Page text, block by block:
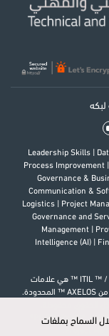
Leadership Skills
Process Improvement
Governance &
Communication &
Logistics
Project
Governance and
Management
Intelligence (AI)
إن كل من ITIL ™ / MSP ™ / M_o_R ™ / P3O ™ / AgileSHIFT ™ هي علامات
تجارية لشركة AXELOS المحدودة. وهي مستخدمة بترخيص من AXELOS ™ المحدودة.
السماح بملفات
السماح بملفات